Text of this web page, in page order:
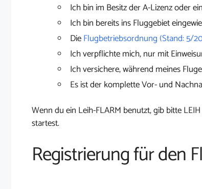
Ich bin im Besitz der A-Lizenz oder
Ich bin bereits ins Fluggebiet
DieFlugbetriebsordnung (Stand: 5/
Ich verpflichte mich, nur mit
Ich versichere, während meines
Es ist der komplette Vor- und
Wenn du ein Leih-FLARM benutzt, gib bitte
startest.
Registrierung für den